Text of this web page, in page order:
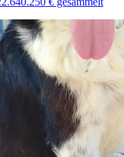
spenden VereineEuer